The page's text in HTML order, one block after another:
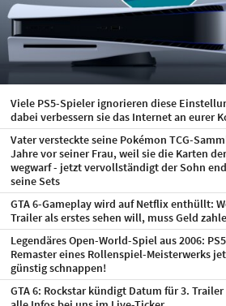
Viele PS5-Spieler ignorieren diese
dabei verbessern sie das Internet an eurer
Vater versteckte seine Pokémon TCG-
Jahre vor seiner Frau, weil sie die Karten
wegwarf - jetzt vervollständigt der Sohn
seine Sets
GTA 6-Gameplay wird auf Netflix enthüllt:
Trailer als erstes sehen will, muss Geld
Legendäres Open-World-Spiel aus 2006:
Remaster eines Rollenspiel-Meisterwerks
günstig schnappen!
GTA 6: Rockstar kündigt Datum für 3. Trailer